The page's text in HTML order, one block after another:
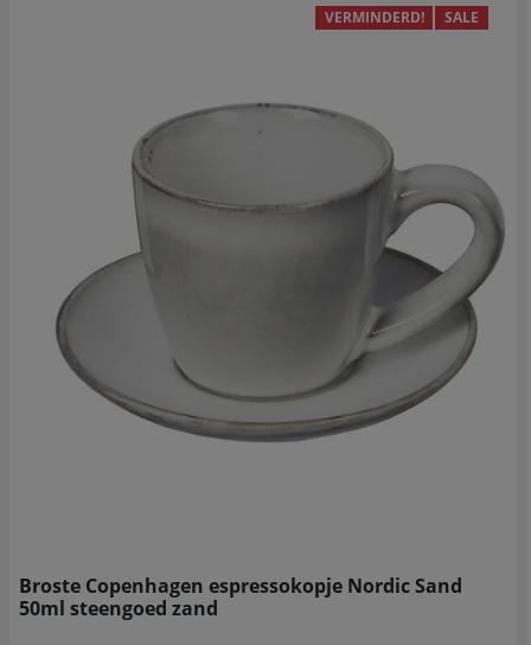
VERMINDERD! SALE
Broste Copenhagen espressokopje Nordic Sand
50ml steengoed zand